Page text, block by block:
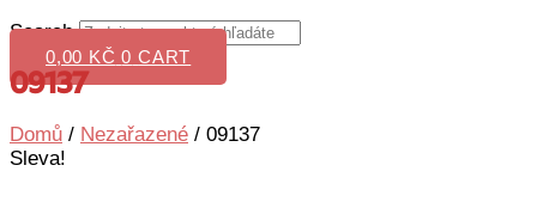
Search
0,00 KČ 0 CART
09137
Domů / Nezařazené / 09137
Sleva!